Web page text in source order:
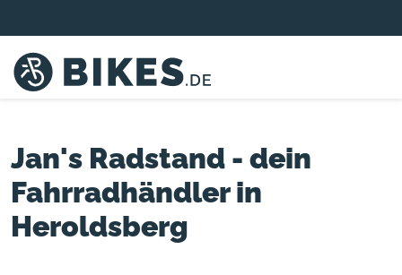
Jan's Radstand - dein
Fahrradhändler in
Heroldsberg